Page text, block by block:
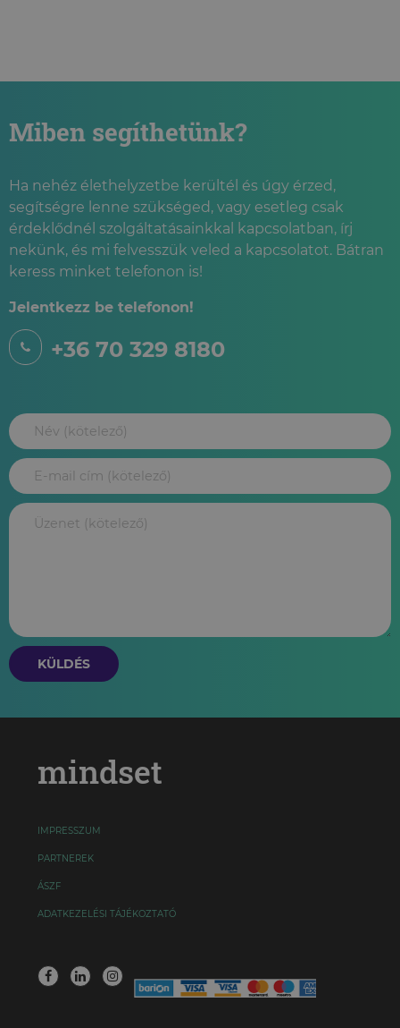
SZEXUÁLPSZICHOLÓGIAI
Miben segíthetünk?
Ha nehéz élethelyzetbe kerültél és úgy érzed,
segítségre lenne szükséged, vagy esetleg csak
érdeklődnél szolgáltatásainkkal kapcsolatban, írj
nekünk, és mi felvesszük veled a kapcsolatot. Bátran
keress minket telefonon is!
Jelentkezz be telefonon!
+36 70 329 8180
KÜLDÉS
mindset
IMPRESSZUM
PARTNEREK
ÁSZF
ADATKEZELÉSI TÁJÉKOZTATÓ